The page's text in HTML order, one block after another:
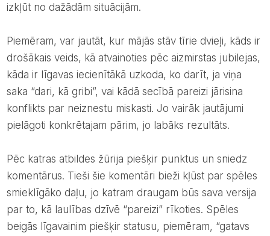
izkļūt no dažādām situācijām.
Piemēram, var jautāt, kur mājās stāv tīrie dvieļi, kāds ir
drošākais veids, kā atvainoties pēc aizmirstas jubilejas,
kāda ir līgavas iecienītākā uzkoda, ko darīt, ja viņa
saka “dari, kā gribi”, vai kādā secībā pareizi jārisina
konflikts par neiznestu miskasti. Jo vairāk jautājumi
pielāgoti konkrētajam pārim, jo labāks rezultāts.
Pēc katras atbildes žūrija piešķir punktus un sniedz
komentārus. Tieši šie komentāri bieži kļūst par spēles
smieklīgāko daļu, jo katram draugam būs sava versija
par to, kā laulības dzīvē “pareizi” rīkoties. Spēles
beigās līgavainim piešķir statusu, piemēram, “gatavs